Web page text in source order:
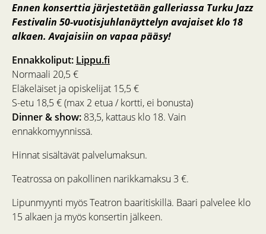
Ennen konserttia järjestetään galleriassa Turku Jazz
Festivalin 50-vuotisjuhlanäyttelyn avajaiset klo 18
alkaen. Avajaisiin on vapaa pääsy!
Ennakkoliput: Lippu.fi
Normaali 20,5 €
Eläkeläiset ja opiskelijat 15,5 €
S-etu 18,5 € (max 2 etua / kortti, ei bonusta)
Dinner & show: 83,5, kattaus klo 18. Vain
ennakkomyynnissä.
Hinnat sisältävät palvelumaksun.
Teatrossa on pakollinen narikkamaksu 3 €.
Lipunmyynti myös Teatron baaritiskillä. Baari palvelee klo
15 alkaen ja myös konsertin jälkeen.